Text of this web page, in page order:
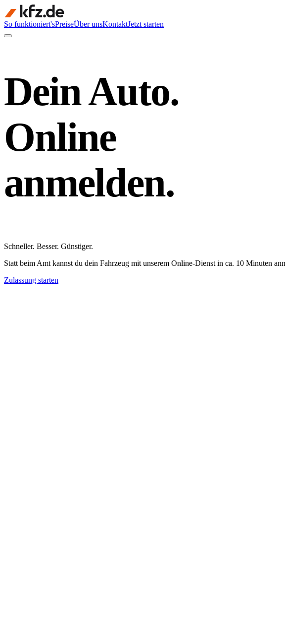
So funktioniert'sPreiseÜber unsKontaktJetzt starten
Dein Auto.
Online
anmelden.
Schneller. Besser. Günstiger.
Statt beim Amt kannst du dein Fahrzeug mit unserem Online-Dienst in ca. 10 Minuten
Zulassung starten